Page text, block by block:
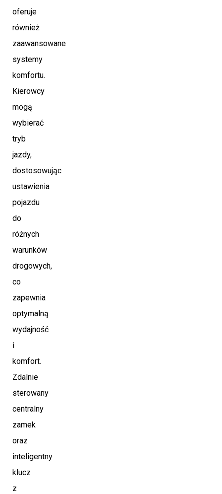
oferuje
również
zaawansowane
systemy
komfortu.
Kierowcy
mogą
wybierać
tryb
jazdy,
dostosowując
ustawienia
pojazdu
do
różnych
warunków
drogowych,
co
zapewnia
optymalną
wydajność
i
komfort.
Zdalnie
sterowany
centralny
zamek
oraz
inteligentny
klucz
z